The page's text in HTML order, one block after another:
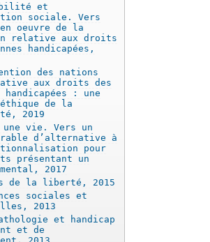
et
sociale. Vers
oeuvre de la
relative aux droits
handicapées,
des nations
aux droits des
handicapées : une
de la
2019
une vie. Vers un
d’alternative à
pour
présentant un
2017
de la liberté, 2015
sociales et
2013
et handicap
et de